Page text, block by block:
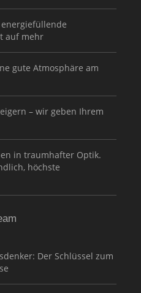
auf mehr
gute Atmosphäre am
– wir geben Ihrem
in traumhafter Optik.
höchste
Der Schlüssel zum